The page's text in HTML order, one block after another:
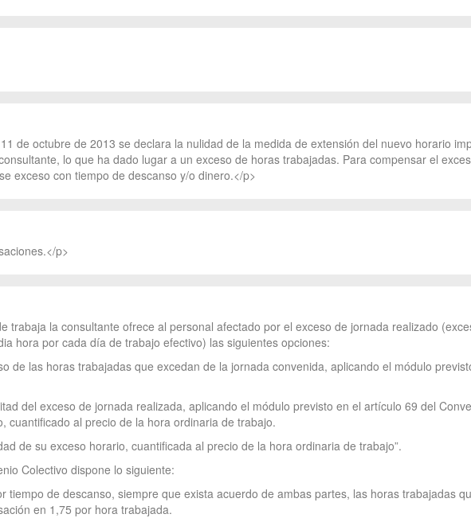
de octubre de 2013 se declara la nulidad de la medida de extensión del nuevo horario
lo que ha dado lugar a un exceso de horas trabajadas. Para compensar el
exceso con tiempo de descanso y/o dinero.</p>
p>
trabaja la consultante ofrece al personal afectado por el exceso de jornada realizado
hora por cada día de trabajo efectivo) las siguientes opciones:
de las horas trabajadas que excedan de la jornada convenida, aplicando el módulo
del exceso de jornada realizada, aplicando el módulo previsto en el artículo 69 del
cuantificado al precio de la hora ordinaria de trabajo.
de su exceso horario, cuantificada al precio de la hora ordinaria de trabajo”.
Colectivo dispone lo siguiente:
tiempo de descanso, siempre que exista acuerdo de ambas partes, las horas trabajadas
en 1,75 por hora trabajada.